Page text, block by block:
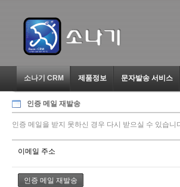
소나기 CRM 제품정보 문자발송 서비스
인증 메일 재발송
인증 메일을 받지 못하신 경우 다시 받으실 수 있습니
이메일 주소